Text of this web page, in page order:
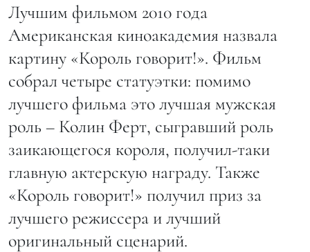
Лучшим фильмом 2010 года
Американская киноакадемия назвала
картину «Король говорит!». Фильм
собрал четыре статуэтки: помимо
лучшего фильма это лучшая мужская
роль – Колин Ферт, сыгравший роль
заикающегося короля, получил-таки
главную актерскую награду. Также
«Король говорит!» получил приз за
лучшего режиссера и лучший
оригинальный сценарий.